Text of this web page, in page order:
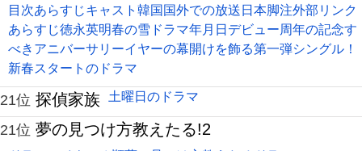
目次あらすじキャスト韓国国外での放送日本脚注外部リンク
あらすじ徳永英明春の雪ドラマ年月日デビュー周年の記念す
べきアニバーサリーイヤーの幕開けを飾る第一弾シングル！
新春スタートのドラマ
21位 探偵家族 土曜日のドラマ
21位 夢の見つけ方教えたる!2